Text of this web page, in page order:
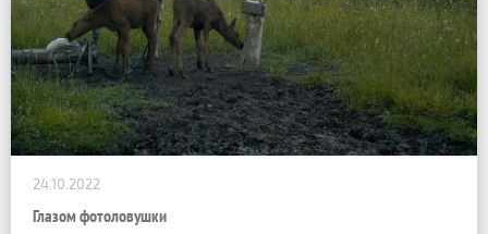
24.10.2022
Глазом фотоловушки